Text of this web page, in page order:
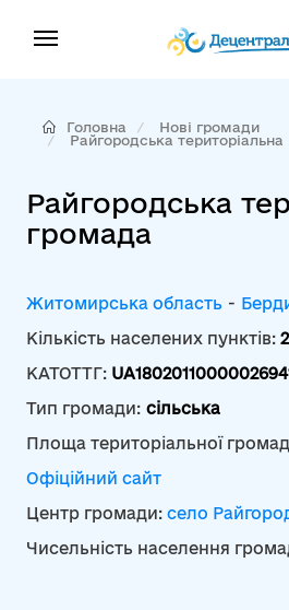
Головна
Нові громади
Райгородська територіальна
Райгородська
громада
Житомирська область -
Кількість населених пунктів:
КАТОТТГ:
Тип громади: сільська
Площа територіальної
Офіційний сайт
Центр громади: село
Чисельність населення